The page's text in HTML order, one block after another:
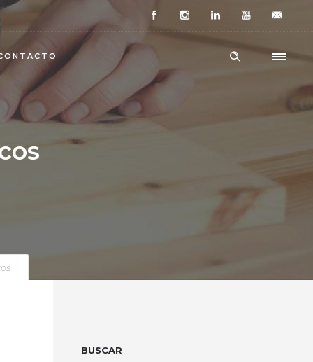
BUSCAR